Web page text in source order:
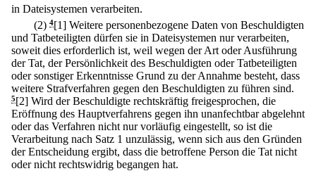
in Dateisystemen verarbeiten.
(2) 4[1] Weitere personenbezogene Daten von Beschuldigten
und Tatbeteiligten dürfen sie in Dateisystemen nur verarbeiten,
soweit dies erforderlich ist, weil wegen der Art oder Ausführung
der Tat, der Persönlichkeit des Beschuldigten oder Tatbeteiligten
oder sonstiger Erkenntnisse Grund zu der Annahme besteht, dass
weitere Strafverfahren gegen den Beschuldigten zu führen sind.
5[2] Wird der Beschuldigte rechtskräftig freigesprochen, die
Eröffnung des Hauptverfahrens gegen ihn unanfechtbar abgelehnt
oder das Verfahren nicht nur vorläufig eingestellt, so ist die
Verarbeitung nach Satz 1 unzulässig, wenn sich aus den Gründen
der Entscheidung ergibt, dass die betroffene Person die Tat nicht
oder nicht rechtswidrig begangen hat.